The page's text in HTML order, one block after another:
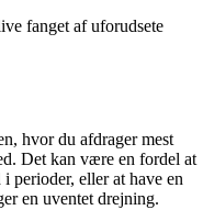
fanget af uforudsete
hvor du afdrager mest
Det kan være en fordel at
perioder, eller at have en
en uventet drejning.